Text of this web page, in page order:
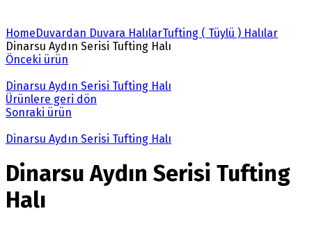
HomeDuvardan Duvara HalılarTufting ( Tüylü ) Halılar
Dinarsu Aydın Serisi Tufting Halı
Önceki ürün
Dinarsu Aydın Serisi Tufting Halı
Ürünlere geri dön
Sonraki ürün
Dinarsu Aydın Serisi Tufting Halı
Dinarsu Aydın Serisi Tufting
Halı